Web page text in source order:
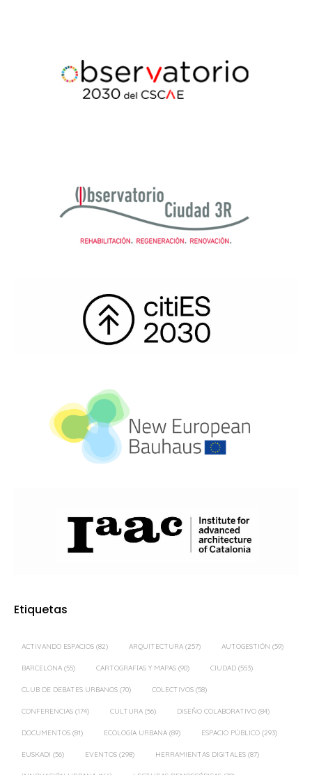
Etiquetas
ACTIVANDO ESPACIOS (82) ARQUITECTURA (257) AUTOGESTIÓN (59)
BARCELONA (55) CARTOGRAFÍAS Y MAPAS (90) CIUDAD (553)
CLUB DE DEBATES URBANOS (70) COLECTIVOS (58)
CONFERENCIAS (174) CULTURA (56) DISEÑO COLABORATIVO (84)
DOCUMENTOS (81) ECOLOGÍA URBANA (89) ESPACIO PÚBLICO (293)
EUSKADI (56) EVENTOS (298) HERRAMIENTAS DIGITALES (87)